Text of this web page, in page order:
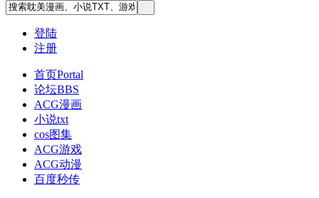
登陆
注册
首页Portal
论坛BBS
ACG漫画
小说txt
cos图集
ACG游戏
ACG动漫
百度秒传